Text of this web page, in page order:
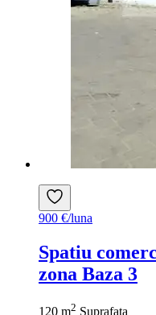
900 €/luna
Spatiu
zona Baza 3
120 m2 Suprafata